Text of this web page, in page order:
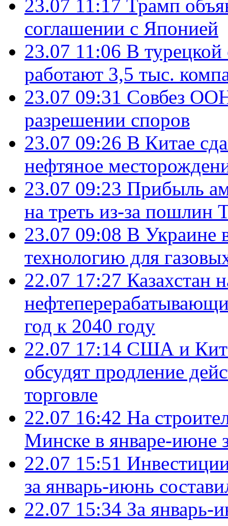
23.07 11:17 Трамп
соглашении с Японией
23.07 11:06 В
работают 3,5 тыс.
23.07 09:31 Совбез
разрешении споров
23.07 09:26 В Китае
нефтяное
23.07 09:23 Прибыль
на треть из-за пошлин
23.07 09:08 В Украине
технологию для
22.07 17:27 Казахстан
год к 2040 году
22.07 17:14 США и
обсудят продление
торговле
22.07 16:42 На
Минске в январе-июне
22.07 15:51
за январь-июнь
22.07 15:34 За январь-